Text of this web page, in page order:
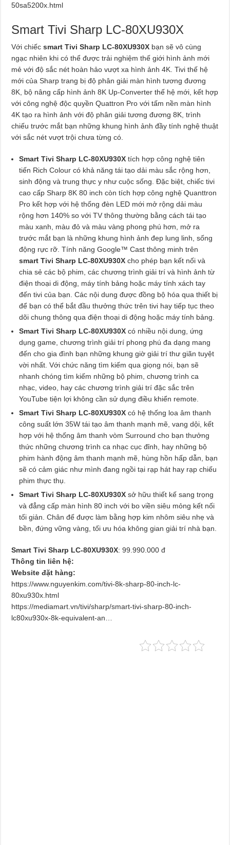
50sa5200x.html
Smart Tivi Sharp LC-80XU930X
Với chiếc smart Tivi Sharp LC-80XU930X bạn sẽ vô cùng
ngạc nhiên khi có thể được trải nghiệm thế giới hình ảnh mới
mẻ với độ sắc nét hoàn hảo vượt xa hình ảnh 4K. Tivi thế hệ
mới của Sharp trang bị độ phân giải màn hình tương đương
8K, bộ nâng cấp hình ảnh 8K Up-Converter thế hệ mới, kết hợp
với công nghệ độc quyền Quattron Pro với tấm nền màn hình
4K tạo ra hình ảnh với độ phân giải tương đương 8K, trình
chiếu trước mắt bạn những khung hình ảnh đầy tính nghệ thuật
với sắc nét vượt trội chưa từng có.
Smart Tivi Sharp LC-80XU930Xtích hợp công nghệ tiên
tiến Rich Colour có khả năng tái tạo dải màu sắc rộng hơn,
sinh động và trung thực y như cuộc sống. Đặc biệt, chiếc tivi
cao cấp Sharp 8K 80 inch còn tích hợp công nghệ Quanttron
Pro kết hợp với hệ thống đèn LED mới mở rộng dải màu
rộng hơn 140% so với TV thông thường bằng cách tái tạo
màu xanh, màu đỏ và màu vàng phong phú hơn, mở ra
trước mắt bạn là những khung hình ảnh đep lung linh, sống
động rực rỡ. Tính năng Google™ Cast thông minh trên
smart Tivi Sharp LC-80XU930Xcho phép bạn kết nối và
chia sẻ các bộ phim, các chương trình giải trí và hình ảnh từ
điện thoại di động, máy tính bảng hoặc máy tính xách tay
đến tivi của bạn. Các nội dung được đồng bộ hóa qua thiết bị
để bạn có thể bắt đầu thưởng thức trên tivi hay tiếp tục theo
dõi chung thông qua điện thoại di động hoặc máy tính bảng.
Smart Tivi Sharp LC-80XU930Xcó nhiều nội dung, ứng
dụng game, chương trình giải trí phong phú đa dạng mang
đến cho gia đình bạn những khung giờ giải trí thư giãn tuyệt
vời nhất. Với chức năng tìm kiếm qua giọng nói, bạn sẽ
nhanh chóng tìm kiếm những bộ phim, chương trình ca
nhạc, video, hay các chương trình giải trí đặc sắc trên
YouTube tiện lợi không cần sử dụng điều khiển remote.
Smart Tivi Sharp LC-80XU930X có hệ thống loa âm thanh
công suất lớn 35W tái tạo âm thanh mạnh mẽ, vang dội, kết
hợp với hệ thống âm thanh vòm Surround cho bạn thưởng
thức những chương trình ca nhạc cục đỉnh, hay những bộ
phim hành động âm thanh mạnh mẽ, hùng hồn hấp dẫn, bạn
sẽ có cảm giác như mình đang ngồi tại rạp hát hay rạp chiếu
phim thực thụ.
Smart Tivi Sharp LC-80XU930Xsở hữu thiết kế sang trọng
và đẳng cấp màn hình 80 inch với bo viền siêu mỏng kết nối
tối giản. Chân đế được làm bằng hợp kim nhôm siêu nhẹ và
bền, đứng vững vàng, tối ưu hóa không gian giải trí nhà bạn.
Smart Tivi Sharp LC-80XU930X: 99.990.000 đ
Thông tin liên hệ:
Website đặt hàng:
https://www.nguyenkim.com/tivi-8k-sharp-80-inch-lc-
80xu930x.html
https://mediamart.vn/tivi/sharp/smart-tivi-sharp-80-inch-
lc80xu930x-8k-equivalent-an…